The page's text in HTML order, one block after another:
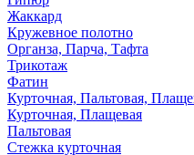
Жаккард
Кружевное полотно
Органза, Парча, Тафта
Трикотаж
Фатин
Курточная, Пальтовая,
Курточная, Плащевая
Пальтовая
Стежка курточная